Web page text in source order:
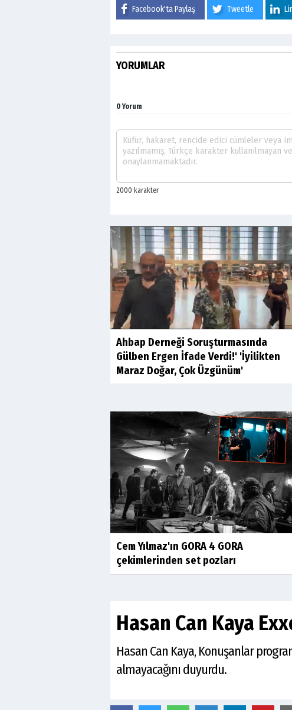
Facebook'ta Paylaş Tweetle
YORUMLAR
0 Yorum
Ahbap Derneği Soruşturmasında
Gülben Ergen İfade Verdi!' 'İyilikten
Maraz Doğar, Çok Üzgünüm'
Cem Yılmaz'ın GORA 4 GORA
çekimlerinden set pozları
Hasan Can Kaya
Hasan Can Kaya, Konuşanlar
almayacağını duyurdu.